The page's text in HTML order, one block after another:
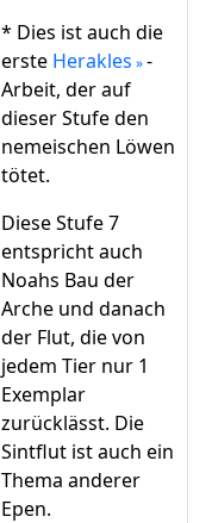
* Dies ist auch die
erste Herakles -
Arbeit, der auf
dieser Stufe den
nemeischen Löwen
tötet.
Diese Stufe 7
entspricht auch
Noahs Bau der
Arche und danach
der Flut, die von
jedem Tier nur 1
Exemplar
zurücklässt. Die
Sintflut ist auch ein
Thema anderer
Epen.